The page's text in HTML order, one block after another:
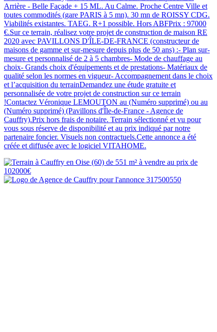
Arrière - Belle Façade + 15 ML. Au Calme. Proche Centre Ville et
toutes commodités (gare PARIS à 5 mn). 30 mn de ROISSY CDG.
Viabilités existantes. TAEG. R+1 possible. Hors ABFPrix : 97000
€.Sur ce terrain, réalisez votre projet de construction de maison RE
2020 avec PAVILLONS D'ÎLE-DE-FRANCE (constructeur de
maisons de gamme et sur-mesure depuis plus de 50 ans) :- Plan sur-
mesure et personnalisé de 2 à 5 chambres- Mode de chauffage au
choix- Grands choix d'équipements et de prestations- Matériaux de
qualité selon les normes en vigueur- Accompagnement dans le choix
et l’acquisition du terrainDemandez une étude gratuite et
personnalisée de votre projet de construction sur ce terrain
!Contactez Véronique LEMOUTON au (Numéro supprimé) ou au
(Numéro supprimé) (Pavillons d'Île-de-France - Agence de
Cauffry).Prix hors frais de notaire. Terrain sélectionné et vu pour
vous sous réserve de disponibilité et au prix indiqué par notre
partenaire foncier. Visuels non contractuels.Cette annonce a été
créée et diffusée avec le logiciel VITAHOME.